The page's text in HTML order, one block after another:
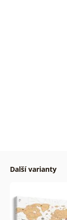
Další varianty